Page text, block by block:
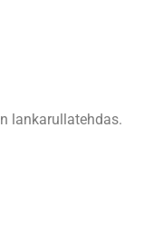
lankarullatehdas.